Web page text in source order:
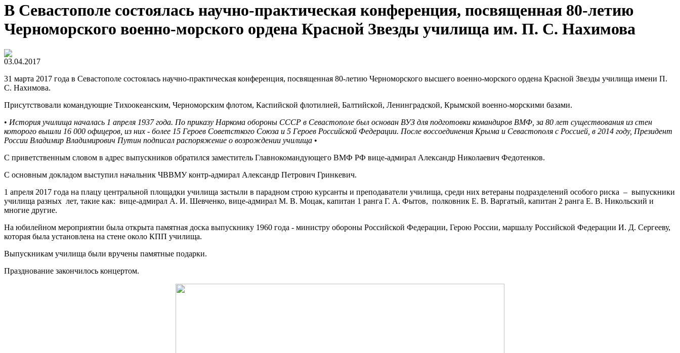
В Севастополе состоялась научно-практическая конференция, посвященная 80-летию
Черноморского военно-морского ордена Красной Звезды училища им. П. С. Нахимова
03.04.2017
31 марта 2017 года в Севастополе состоялась научно-практическая конференция, посвященная 80-летию Черноморского высшего военно-морского ордена Красной Звезды училища имени П.
С. Нахимова.
Присутствовали командующие Тихоокеанским, Черноморским флотом, Каспийской флотилией, Балтийской, Ленинградской, Крымской военно-морскими базами.
• История училища началась 1 апреля 1937 года. По приказу Наркома обороны СССР в Севастополе был основан ВУЗ для подготовки командиров ВМФ, за 80 лет существования из стен
которого вышли 16 000 офицеров, из них - более 15 Героев Советсткого Союза и 5 Героев Российской Федерации. После воссоединения Крыма и Севастополя с Россией, в 2014 году, Президент
России Владимир Владимирович Путин подписал распоряжение о возрождении училища •
С приветственным словом в адрес выпускников обратился заместитель Главнокомандующего ВМФ РФ вице-адмирал Александр Николаевич Федотенков.
С основным докладом выступил начальник ЧВВМУ контр-адмирал Александр Петрович Гринкевич.
1 апреля 2017 года на плацу центральной площадки училища застыли в парадном строю курсанты и преподаватели училища, среди них ветераны подразделений особого риска – выпускники
училища разных лет, такие как: вице-адмирал А. И. Шевченко, вице-адмирал М. В. Моцак, капитан 1 ранга Г. А. Фытов, полковник Е. В. Варгатый, капитан 2 ранга Е. В. Никольский и
многие другие.
На юбилейном мероприятии была открыта памятная доска выпускнику 1960 года - министру обороны Российской Федерации, Герою России, маршалу Российской Федерации И. Д. Сергееву,
которая была установлена на стене около КПП училища.
Выпускникам училища были вручены памятные подарки.
Празднование закончилось концертом.